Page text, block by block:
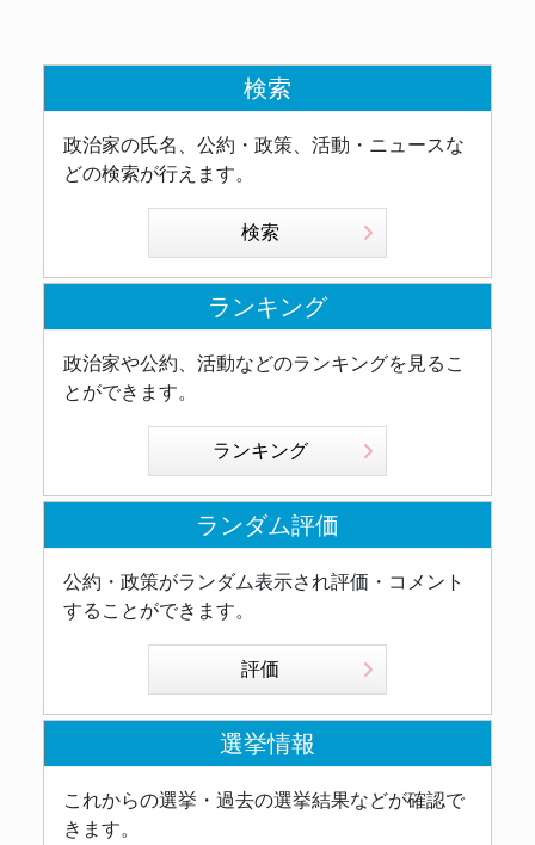
検索
政治家の氏名、公約・政策、活動・ニュースな
どの検索が行えます。
検索
ランキング
政治家や公約、活動などのランキングを見るこ
とができます。
ランキング
ランダム評価
公約・政策がランダム表示され評価・コメント
することができます。
評価
選挙情報
これからの選挙・過去の選挙結果などが確認で
きます。